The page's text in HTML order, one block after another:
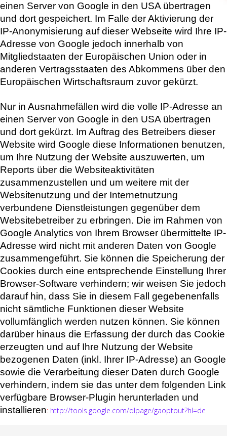
einen Server von Google in den USA übertragen
und dort gespeichert. Im Falle der Aktivierung der
IP-Anonymisierung auf dieser Webseite wird Ihre IP-
Adresse von Google jedoch innerhalb von
Mitgliedstaaten der Europäischen Union oder in
anderen Vertragsstaaten des Abkommens über den
Europäischen Wirtschaftsraum zuvor gekürzt.
Nur in Ausnahmefällen wird die volle IP-Adresse an
einen Server von Google in den USA übertragen
und dort gekürzt. Im Auftrag des Betreibers dieser
Website wird Google diese Informationen benutzen,
um Ihre Nutzung der Website auszuwerten, um
Reports über die Websiteaktivitäten
zusammenzustellen und um weitere mit der
Websitenutzung und der Internetnutzung
verbundene Dienstleistungen gegenüber dem
Websitebetreiber zu erbringen. Die im Rahmen von
Google Analytics von Ihrem Browser übermittelte IP-
Adresse wird nicht mit anderen Daten von Google
zusammengeführt. Sie können die Speicherung der
Cookies durch eine entsprechende Einstellung Ihrer
Browser-Software verhindern; wir weisen Sie jedoch
darauf hin, dass Sie in diesem Fall gegebenenfalls
nicht sämtliche Funktionen dieser Website
vollumfänglich werden nutzen können. Sie können
darüber hinaus die Erfassung der durch das Cookie
erzeugten und auf Ihre Nutzung der Website
bezogenen Daten (inkl. Ihrer IP-Adresse) an Google
sowie die Verarbeitung dieser Daten durch Google
verhindern, indem sie das unter dem folgenden Link
verfügbare Browser-Plugin herunterladen und
installieren: http://tools.google.com/dlpage/gaoptout?hl=de